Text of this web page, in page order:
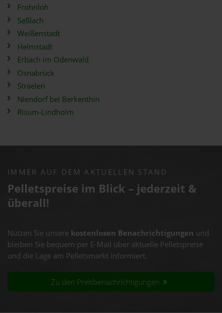
Frohnloh
Seßlach
Weißenstadt
Helmstadt
Erbach im Odenwald
Osnabrück
Straelen
Niendorf bei Berkenthin
Risum-Lindholm
IMMER AUF DEM AKTUELLEN STAND
Pelletspreise im Blick – jederzeit &
überall!
Nutzen Sie unsere kostenlosen Benachrichtigungen und
bleiben Sie bequem per E-Mail über aktuelle Pelletspreise
und die Lage am Pelletsmarkt informiert.
Zu den Preisbenachrichtigungen